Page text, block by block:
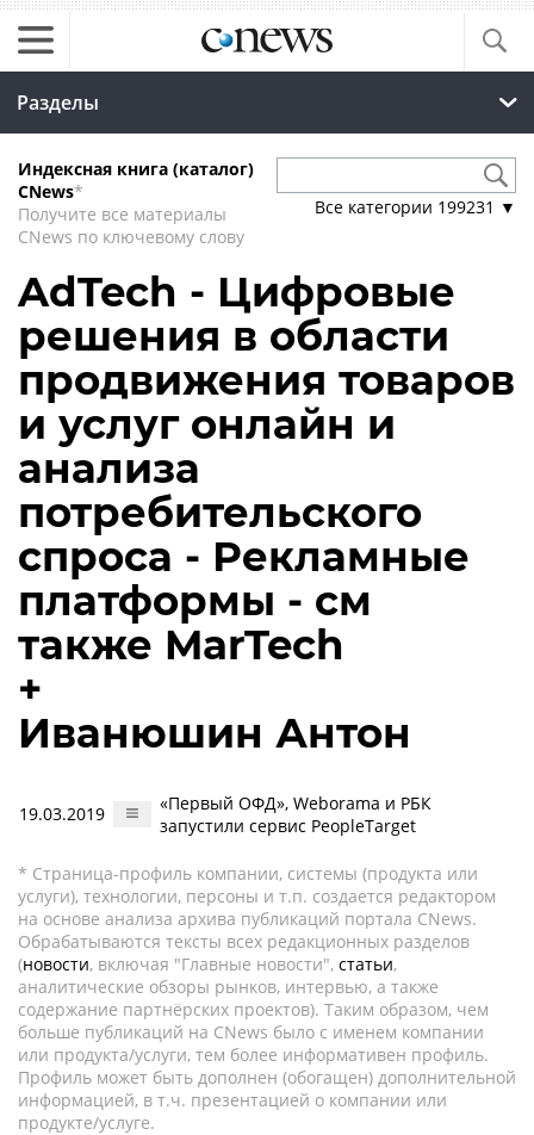
Разделы
Индексная книга (каталог)
CNews*
Получите все материалы
CNews по ключевому слову
Все категории 199231 ▼
AdTech - Цифровые
решения в области
продвижения товаров
и услуг онлайн и
анализа
потребительского
спроса - Рекламные
платформы - см
также MarTech
+
Иванюшин Антон
19.03.2019
«Первый ОФД», Weborama и РБК
запустили сервис PeopleTarget
* Страница-профиль компании, системы (продукта или
услуги), технологии, персоны и т.п. создается редактором
на основе анализа архива публикаций портала CNews.
Обрабатываются тексты всех редакционных разделов
(новости, включая "Главные новости", статьи,
аналитические обзоры рынков, интервью, а также
содержание партнёрских проектов). Таким образом, чем
больше публикаций на CNews было с именем компании
или продукта/услуги, тем более информативен профиль.
Профиль может быть дополнен (обогащен) дополнительной
информацией, в т.ч. презентацией о компании или
продукте/услуге.